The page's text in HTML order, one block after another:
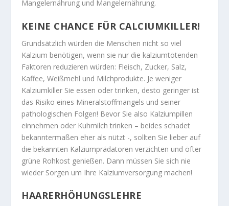
Mangelernährung und Mangelernährung.
KEINE CHANCE FÜR CALCIUMKILLER!
Grundsätzlich würden die Menschen nicht so viel
Kalzium benötigen, wenn sie nur die kalziumtötenden
Faktoren reduzieren würden: Fleisch, Zucker, Salz,
Kaffee, Weißmehl und Milchprodukte. Je weniger
Kalziumkiller Sie essen oder trinken, desto geringer ist
das Risiko eines Mineralstoffmangels und seiner
pathologischen Folgen! Bevor Sie also Kalziumpillen
einnehmen oder Kuhmilch trinken – beides schadet
bekanntermaßen eher als nützt -, sollten Sie lieber auf
die bekannten Kalziumprädatoren verzichten und öfter
grüne Rohkost genießen. Dann müssen Sie sich nie
wieder Sorgen um Ihre Kalziumversorgung machen!
HAARERHÖHUNGSLEHRE